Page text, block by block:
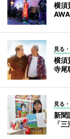
横須
見る
横須
寺尾
見る
新聞
「